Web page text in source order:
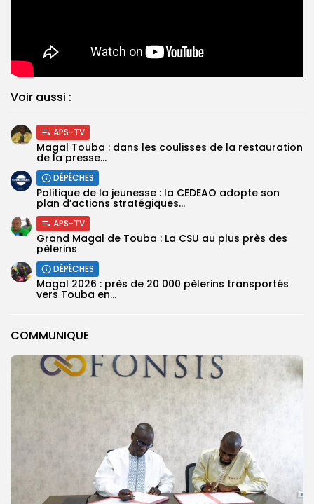
COMMUNIQUE
Voir aussi :
APS-TV
Magal Touba : dans les coulisses de la restauration
de la presse...
DÉPÊCHES
Politique de la jeunesse : la CEDEAO adopte son
plan d’actions stratégiques...
APS-TV
Grand Magal de Touba : La CSU au plus près des
pèlerins
DÉPÊCHES
Magal 2026 : près de 20 000 pèlerins transportés
vers Touba en...